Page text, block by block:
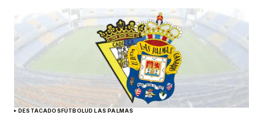
DESTACADOSFÚTBOLUD LAS PALMAS